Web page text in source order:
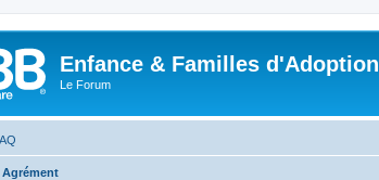
Enfance & Familles d'Adoption
Le Forum
Agrément